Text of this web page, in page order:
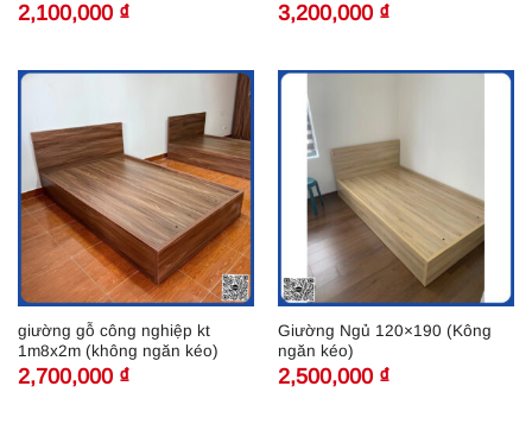
2,100,000 ₫ 3,200,000 ₫
giường gỗ công nghiệp kt
1m8x2m (không ngăn kéo)
2,700,000 ₫
Giường Ngủ 120×190 (Kông
ngăn kéo)
2,500,000 ₫